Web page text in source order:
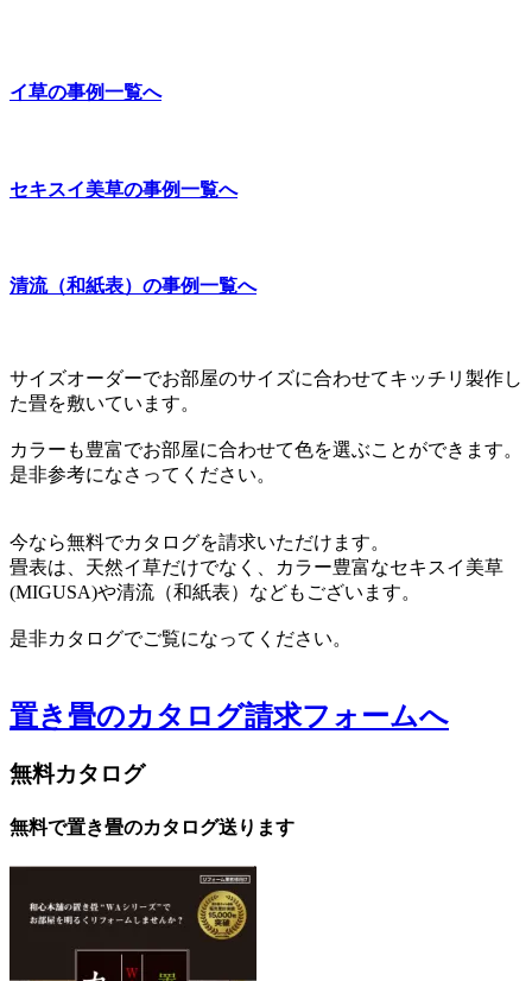
イ草の事例一覧へ
セキスイ美草の事例一覧へ
清流（和紙表）の事例一覧へ
サイズオーダーでお部屋のサイズに合わせてキッチリ製作し
た畳を敷いています。
カラーも豊富でお部屋に合わせて色を選ぶことができます。
是非参考になさってください。
今なら無料でカタログを請求いただけます。
畳表は、天然イ草だけでなく、カラー豊富なセキスイ美草
(MIGUSA)や清流（和紙表）などもございます。
是非カタログでご覧になってください。
置き畳のカタログ請求フォームへ
無料カタログ
無料で置き畳のカタログ送ります